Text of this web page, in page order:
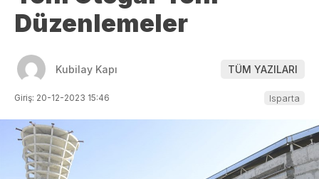
Düzenlemeler
Kubilay Kapı TÜM YAZILARI
Giriş: 20-12-2023 15:46 Isparta